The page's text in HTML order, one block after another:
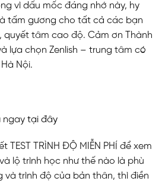
vì dấu mốc đáng nhớ này, hy
tấm gương cho tất cả các bạn
quyết tâm cao độ. Cảm ơn Thành
lựa chọn Zenlish – trung tâm có
Nội.
ngay tại đây
TEST TRÌNH ĐỘ MIỄN PHÍ để xem
lộ trình học như thế nào là phù
và trình độ của bản thân, thì điền